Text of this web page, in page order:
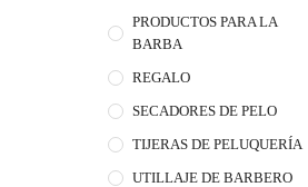
PRODUCTOS PARA LA
BARBA
REGALO
SECADORES DE PELO
TIJERAS DE PELUQUERÍA
UTILLAJE DE BARBERO